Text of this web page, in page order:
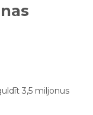
3,5 miljonus